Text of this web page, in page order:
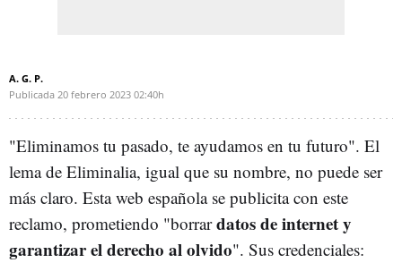
A. G. P.
Publicada 20 febrero 2023 02:40h
"Eliminamos tu pasado, te ayudamos en tu futuro". El
lema de Eliminalia, igual que su nombre, no puede ser
más claro. Esta web española se publicita con este
reclamo, prometiendo "borrardatos de internet y
garantizar el derecho al olvido". Sus credenciales: